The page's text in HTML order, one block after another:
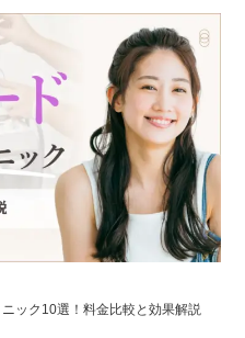
ック10選！料金比較と効果解説